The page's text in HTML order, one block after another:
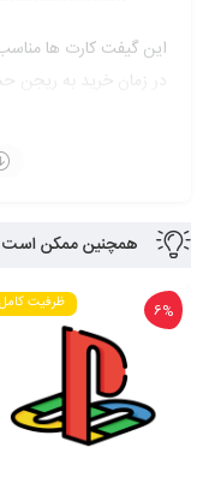
در زمان خرید به ریجن
پیشنهاد می کنیم
راهنمای فعالسازی:
به استور پلی استیشن
کد دریافتی از علی گیم
گزینه redeem را بزنید.
همچنین ممکن
ظرفیت کامل 6%